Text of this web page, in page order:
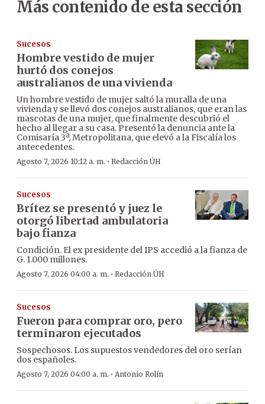
Más contenido de esta sección
Sucesos
Hombre vestido de mujer
hurtó dos conejos
australianos de una vivienda
Un hombre vestido de mujer saltó la muralla de una
vivienda y se llevó dos conejos australianos, que eran las
mascotas de una mujer, que finalmente descubrió el
hecho al llegar a su casa. Presentó la denuncia ante la
Comisaría 3ª, Metropolitana, que elevó a la Fiscalía los
antecedentes.
Agosto 7, 2026 10:12 a. m. · Redacción ÚH
Sucesos
Brítez se presentó y juez le
otorgó libertad ambulatoria
bajo fianza
Condición. El ex presidente del IPS accedió a la fianza de
G. 1.000 millones.
Agosto 7, 2026 04:00 a. m. · Redacción ÚH
Sucesos
Fueron para comprar oro, pero
terminaron ejecutados
Sospechosos. Los supuestos vendedores del oro serían
dos españoles.
Agosto 7, 2026 04:00 a. m. · Antonio Rolín